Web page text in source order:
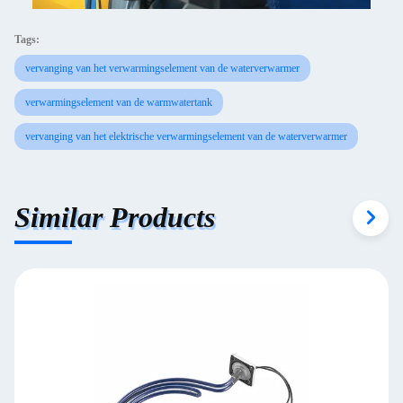
Tags:
vervanging van het verwarmingselement van de waterverwarmer
verwarmingselement van de warmwatertank
vervanging van het elektrische verwarmingselement van de waterverwarmer
Similar Products